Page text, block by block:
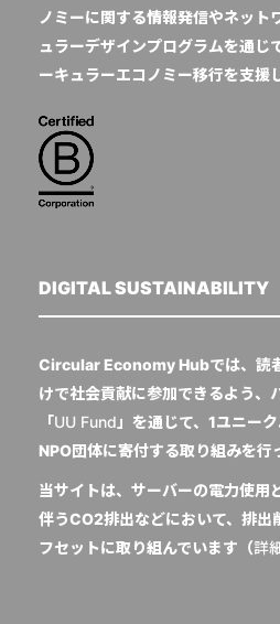
ノミーに関する情報発信やネット
ュラーデザインプログラムを通じ
ーキュラーエコノミー移行を支援
DIGITAL SUSTAINABILITY
Circular Economy Hubでは、読
けで社会貢献に参加できるよう、
「UU Fund 」を通じて、1ユニー
NPO団体に寄付する取り組みを行
当サイトは、サーバーの電力使用
伴うCO2排出などにおいて、排出
フセットに取り組んでいます（詳